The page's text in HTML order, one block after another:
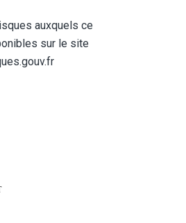
auxquels ce
sur le site